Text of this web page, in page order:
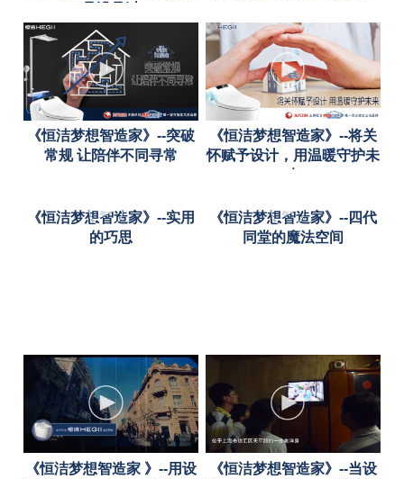
《恒洁梦想智造家》--突破
常规 让陪伴不同寻常
《恒洁梦想智造家》--将关
怀赋予设计，用温暖守护未
《恒洁梦想智造家》--实用
的巧思
《恒洁梦想智造家》--四代
同堂的魔法空间
《恒洁梦想智造家 》--用设
《恒洁梦想智造家》--当设